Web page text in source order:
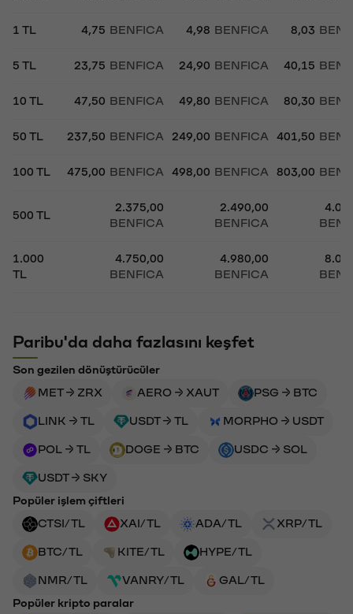
1 TL 4,75 BENFICA 4,98 BENFICA 8,03
5 TL 23,75 BENFICA 24,90 BENFICA 40,15
10 TL 47,50 BENFICA 49,80 BENFICA 80,30
50 TL 237,50 BENFICA 249,00 BENFICA 401,50
100 TL 475,00 BENFICA 498,00 BENFICA 803,00
500 TL
2.375,00
BENFICA
2.490,00
BENFICA
1.000
TL
4.750,00
BENFICA
4.980,00
BENFICA
Paribu'da daha fazlasını keşfet
Son gezilen dönüştürücüler
MET → ZRX
AERO → XAUT PSG → BTC
LINK → TL USDT → TL MORPHO → USDT
POL → TL DOGE → BTC USDC → SOL
USDT → SKY
Popüler işlem çiftleri
CTSI/TL
XAI/TL ADA/TL XRP/TL
BTC/TL KITE/TL HYPE/TL
NMR/TL VANRY/TL
GAL/TL
Popüler kripto paralar